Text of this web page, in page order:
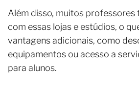
Além disso, muitos professores
com essas lojas e estúdios, o
vantagens adicionais, como
equipamentos ou acesso a
para alunos.